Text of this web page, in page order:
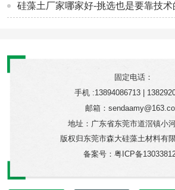
固定电话：
手机 :13894086713 |
邮箱：
地址：广东省东莞市道滘镇小
版权归东莞市森大硅藻土材料有
备案号： 粤ICP备